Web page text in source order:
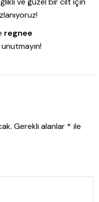
regnee
Gerekli alanlar * ile